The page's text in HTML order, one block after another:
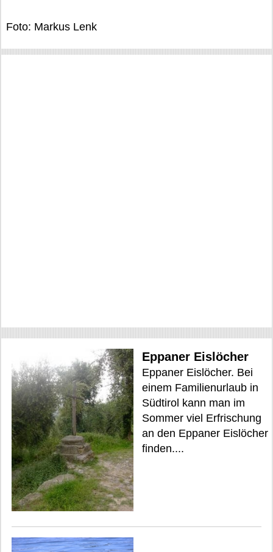
Foto: Markus Lenk
Eppaner Eislöcher
Eppaner Eislöcher. Bei
einem Familienurlaub in
Südtirol kann man im
Sommer viel Erfrischung
an den Eppaner Eislöcher
finden....